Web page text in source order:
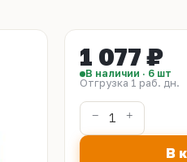
1 077 ₽
В наличии · 6 шт
Отгрузка 1 раб. дн.
В